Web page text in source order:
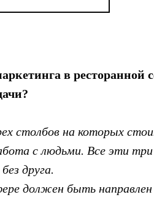
в ресторанной
столбов на которых
с людьми. Все эти три
друга.
должен быть направлен